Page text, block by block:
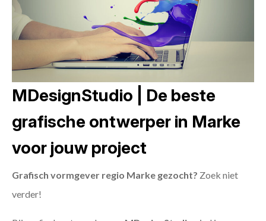
MDesignStudio | De beste
grafische ontwerper in Marke
voor jouw project
Grafisch vormgever regio Marke gezocht? Zoek niet
verder!